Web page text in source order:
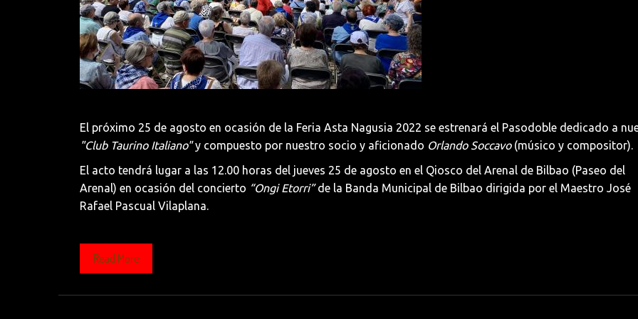
El próximo 25 de agosto en ocasión de la Feria Asta Nagusia 2022 se estrenará el Pasodoble dedicado a
"Club Taurino Italiano"y compuesto por nuestro socio y aficionado Orlando Soccavo(músico y compositor).
El acto tendrá lugar a las 12.00 horas del jueves 25 de agosto en el Qiosco del Arenal de Bilbao (Paseo del
Arenal) en ocasión del concierto “Ongi Etorri”de la Banda Municipal de Bilbao dirigida por el Maestro José
Rafael Pascual Vilaplana.
Read More